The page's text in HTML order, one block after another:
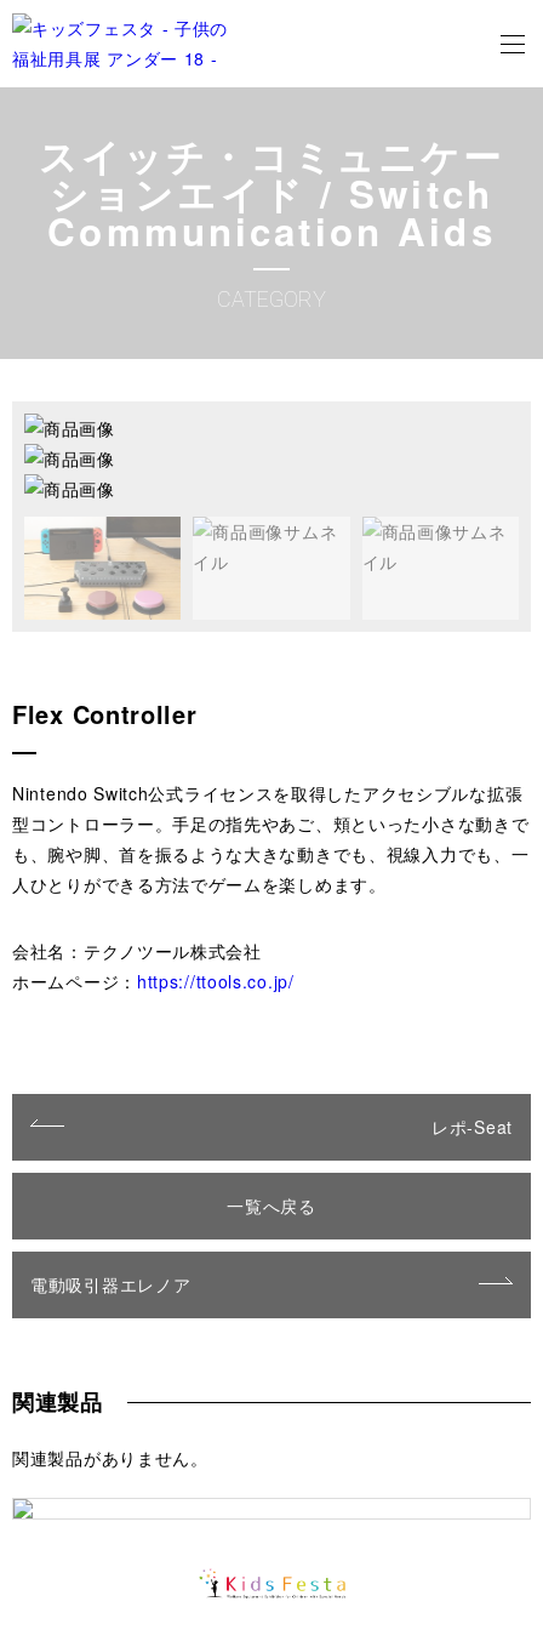
スイッチ・コミュニケー
ションエイド / Switch
Communication Aids
CATEGORY
Flex Controller
Nintendo Switch公式ライセンスを取得したアクセシブルな拡張
型コントローラー。手足の指先やあご、頬といった小さな動きで
も、腕や脚、首を振るような大きな動きでも、視線入力でも、一
人ひとりができる方法でゲームを楽しめます。
会社名：テクノツール株式会社
ホームページ： https://ttools.co.jp/
レポ-Seat
一覧へ戻る
電動吸引器エレノア
関連製品
関連製品がありません。